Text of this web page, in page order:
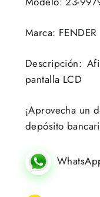
Marca: FENDER
Descripción:
pantalla LCD
¡Aprovecha un
depósito